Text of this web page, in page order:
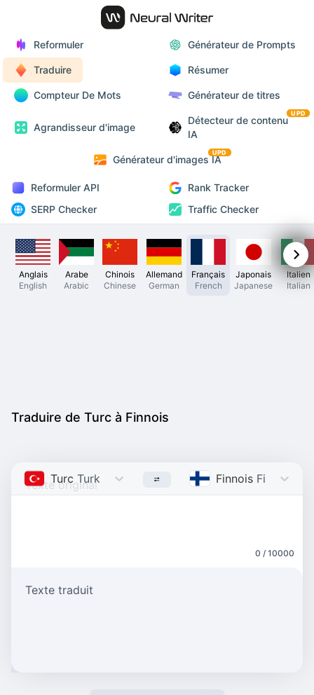
Reformuler Générateur de Prompts
Traduire Résumer
Compteur De Mots Générateur de titres
Agrandisseur d'image
Détecteur de contenu
IA
UPD
Générateur d'images IA
UPD
Reformuler API
Rank Tracker
SERP Checker
Traffic Checker
Anglais
English
Arabe
Arabic
Chinois
Chinese
Allemand
German
Français
French
Japonais
Japanese
Italien
Italian
Traduire de Turc à Finnois
Turc Turkish Finnois Finnish
0 / 10000
Texte traduit